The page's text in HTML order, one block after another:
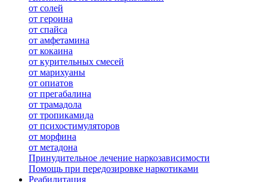
от солей
от героина
от спайса
от амфетамина
от кокаина
от курительных смесей
от марихуаны
от опиатов
от прегабалина
от трамадола
от тропикамида
от психостимуляторов
от морфина
от метадона
Принудительное лечение наркозависимости
Помощь при передозировке наркотиками
Реабилитация